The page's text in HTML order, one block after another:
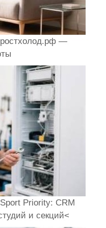
—
Priority: CRM
и секций<